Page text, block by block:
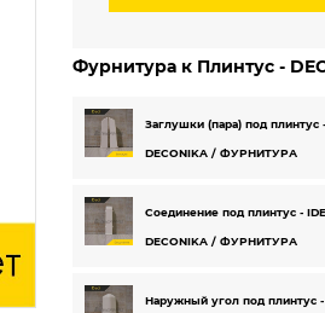
Фурнитура к Плинтус -
Заглушки (пара) под плинтус
DECONIKA / ФУРНИТУРА
Соединение под плинтус -
DECONIKA / ФУРНИТУРА
Наружный угол под плинтус -